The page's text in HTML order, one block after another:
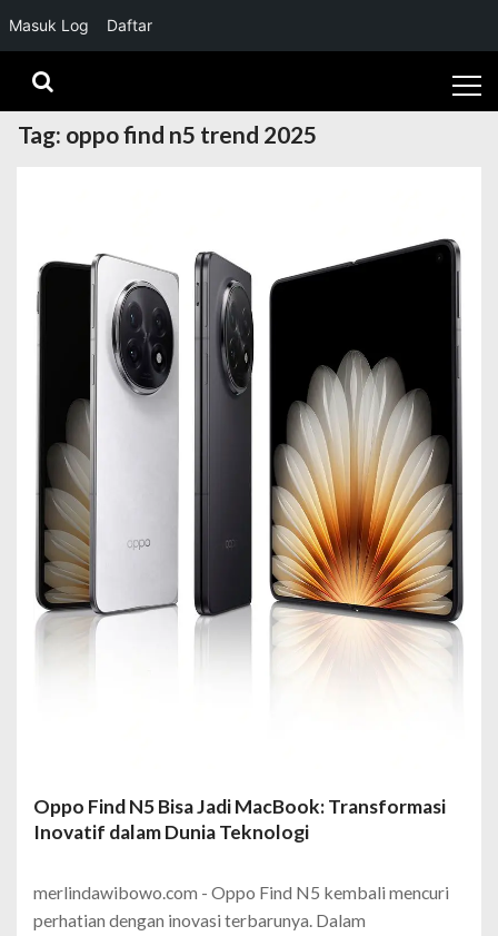
Masuk Log
Daftar
navigation
content
Tag: oppo find n5 trend 2025
Oppo Find N5 Bisa Jadi MacBook: Transformasi
Inovatif dalam Dunia Teknologi
merlindawibowo.com - Oppo Find N5 kembali mencuri
perhatian dengan inovasi terbarunya. Dalam